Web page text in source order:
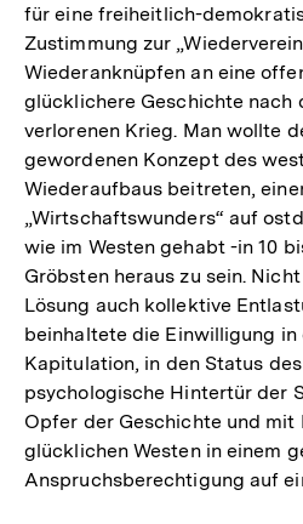
für eine freiheitlich-
Zustimmung zur
Wiederanknüpfen an eine
glücklichere Geschichte nach
verlorenen Krieg. Man wollte
gewordenen Konzept des
Wiederaufbaus beitreten,
„Wirtschaftswunders“ auf
wie im Westen gehabt -in 10
Gröbsten heraus zu sein.
Lösung auch kollektive
beinhaltete die Einwilligung in
Kapitulation, in den Status
psychologische Hintertür der
Opfer der Geschichte und mit
glücklichen Westen in einem
Anspruchsberechtigung auf